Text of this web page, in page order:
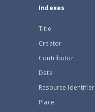
Indexes
Title
Creator
Contributor
Date
Resource Identifier
Place